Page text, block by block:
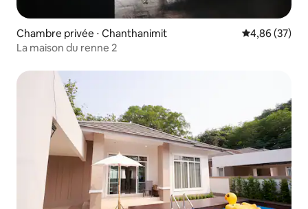
Chambre privée ⋅ Chanthanimit Évaluation
4,86 (37)
La maison du renne 2